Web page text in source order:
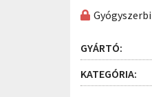
GYÁRTÓ:
KATEGÓRIA: